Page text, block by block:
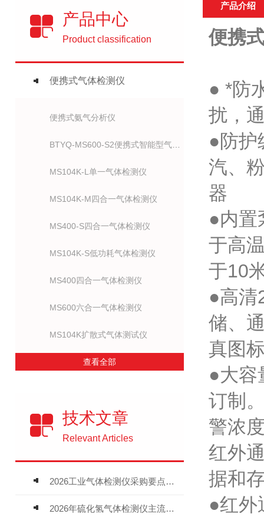
产品中心
Product classification
便携式气体检测仪
便携式氨气分析仪
MS104K-L单一气体检测仪
MS104K-M四合一气体检测仪
MS400-S四合一气体检测仪
MS104K-S低功耗气体检测仪
MS400四合一气体检测仪
MS600六合一气体检测仪
MS104K扩散式气体测试仪
查看全部
技术文章
Relevant Articles
2026工业气体检测仪采购要点：如何分辨固定式、复合、泵吸式检测仪优劣
2026年硫化氢气体检测仪主流品牌盘点及选型硬性要求
产品介绍
便携
● *防
扰，
●防护
汽、
器
●内置
于高
于10
●高清
储、
真图
●大容
订制
警浓
红外
据和
●红外